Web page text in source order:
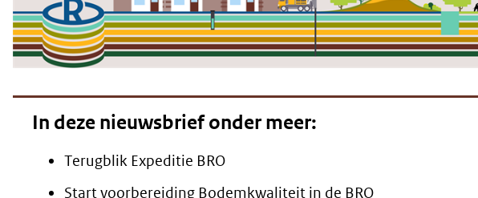
In deze nieuwsbrief onder meer:
Terugblik Expeditie BRO
Start voorbereiding Bodemkwaliteit in de BRO